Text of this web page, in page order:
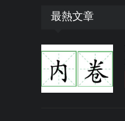
最熱文章